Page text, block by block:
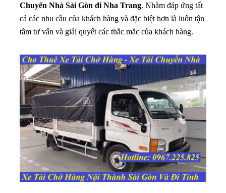
Chuyển Nhà Sài Gòn đi Nha Trang. Nhằm đáp ứng tất
cả các nhu cầu của khách hàng và đặc biệt hơn là luôn tận
tâm tư vấn và giải quyết các thắc mắc của khách hàng.